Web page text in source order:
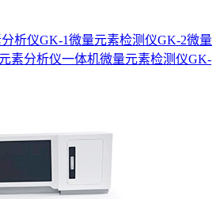
析仪GK-1微量元素检测仪GK-2微量
素分析仪一体机微量元素检测仪GK-